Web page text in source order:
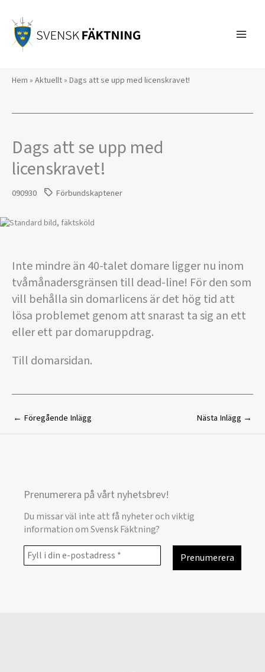
innehåll
Hem » Aktuellt» Dags att se upp med licenskravet!
Dags att se upp med
licenskravet!
090930 Förbundskaptener
Inte mindre än 40-talet domare ligger nu inom
tvåmånadersgränsen till dead-line! För den som
vill behålla sin domarlicens är det hög tid att
lösa problemet genom att snarast ta sig an ett
eller ett par domaruppdrag.
Till domarsidan.
← Föregående Inlägg Nästa Inlägg →
Prenumerera på vårt nyhetsbrev!
Du missar väl inte att få nyheter och viktig
information om Svensk Fäktning?